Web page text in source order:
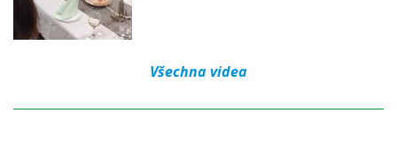
Všechna videa